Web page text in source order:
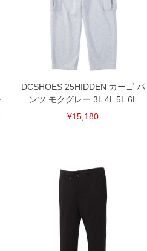
内にご連絡ください。
返品交換不可とさせて頂いております。予め
上げ無料対象商品は1本につき税込6,000円以
場合がございます。
りますので、予めご了承下さい。
ます。(例：裾にファスナーや調節ひもが付
等)
が若干異なる場合がございます。予めご了承
用しておりますので店頭での売り違い、店
ご迷惑をお掛けしてしまう場合がございま
めておりますが、もしあった場合速やかにご
い。
DCSHOES 25HIDDEN カーゴ パ
ンツ モクグレー 3L 4L 5L 6L
¥15,180